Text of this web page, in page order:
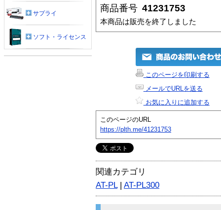
商品番号 41231753
本商品は販売を終了しました
このページを印刷する
メールでURLを送る
お気に入りに追加する
このページのURL
https://plth.me/41231753
関連カテゴリ
AT-PL| AT-PL300
サプライ
ソフト・ライセンス